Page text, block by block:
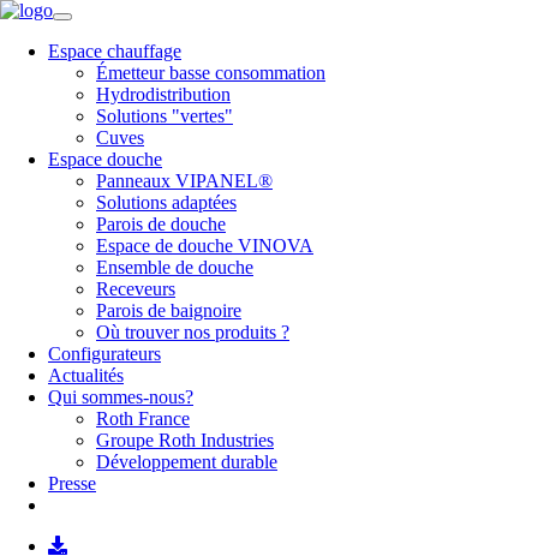
Espace chauffage
Émetteur basse consommation
Hydrodistribution
Solutions "vertes"
Cuves
Espace douche
Panneaux VIPANEL®
Solutions adaptées
Parois de douche
Espace de douche VINOVA
Ensemble de douche
Receveurs
Parois de baignoire
Où trouver nos produits ?
Configurateurs
Actualités
Qui sommes-nous?
Roth France
Groupe Roth Industries
Développement durable
Presse